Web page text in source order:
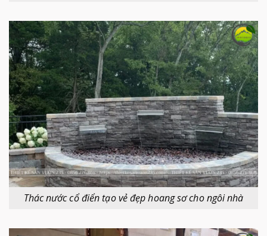
Thác nước cổ điển tạo vẻ đẹp hoang sơ cho ngôi nhà